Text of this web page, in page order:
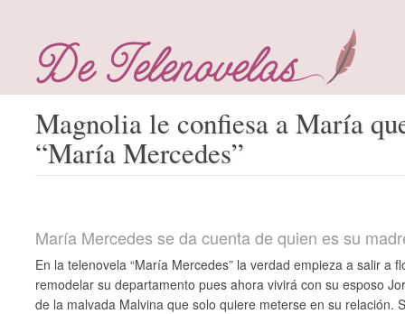
Magnolia le confiesa a María
“María Mercedes”
María Mercedes se da cuenta de quien es su
En la telenovela “María Mercedes” la verdad empieza a salir a
remodelar su departamento pues ahora vivirá con su esposo
de la malvada Malvina que solo quiere meterse en su relación.